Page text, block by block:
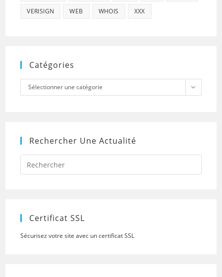
VERISIGN WEB WHOIS XXX
Catégories
Catégories
Sélectionner une catégorie
Rechercher Une Actualité
Press
to
Certificat SSL
Sécurisez votre site avec un certificat SSL